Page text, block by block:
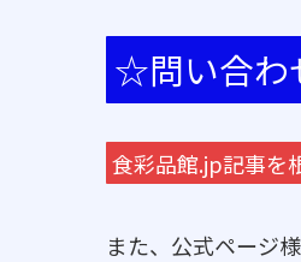
☆問い合わ
食彩品館.jp記事を
また、公式ページ